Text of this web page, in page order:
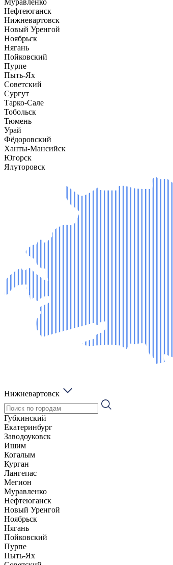
Нефтеюганск
Нижневартовск
Новый Уренгой
Ноябрьск
Нягань
Пойковский
Пурпе
Пыть-Ях
Советский
Сургут
Тарко-Сале
Тобольск
Тюмень
Урай
Фёдоровский
Ханты-Мансийск
Югорск
Ялуторовск
Нижневартовск
Губкинский
Екатеринбург
Заводоуковск
Ишим
Когалым
Курган
Лангепас
Мегион
Муравленко
Нефтеюганск
Новый Уренгой
Ноябрьск
Нягань
Пойковский
Пурпе
Пыть-Ях